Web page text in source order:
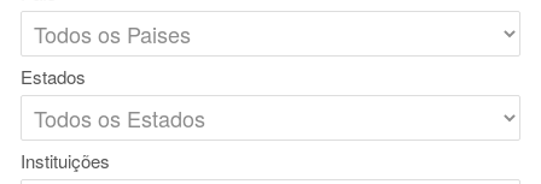
Estados
Instituições